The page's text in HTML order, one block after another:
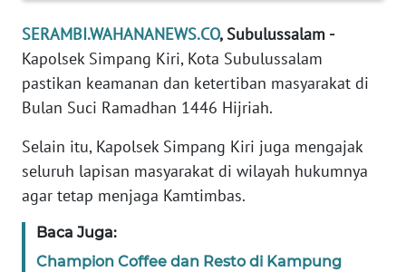
SERAMBI.WAHANANEWS.CO, Subulussalam -
Kapolsek Simpang Kiri, Kota Subulussalam
pastikan keamanan dan ketertiban masyarakat di
Bulan Suci Ramadhan 1446 Hijriah.
Selain itu, Kapolsek Simpang Kiri juga mengajak
seluruh lapisan masyarakat di wilayah hukumnya
agar tetap menjaga Kamtimbas.
Baca Juga:
Champion Coffee dan Resto di Kampung
KARIR
DISCLAIMER
News
Regional
SUMUT